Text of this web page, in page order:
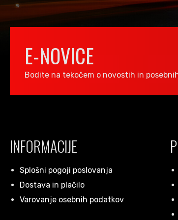
E-NOVICE
Bodite na tekočem o novostih in
INFORMACIJE
Splošni pogoji poslovanja
Dostava in plačilo
Varovanje osebnih podatkov